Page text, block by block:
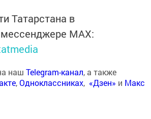
Татарстана в
MАХ:
наш Telegram-канал, а также
,Одноклассниках, «Дзен» и Макс